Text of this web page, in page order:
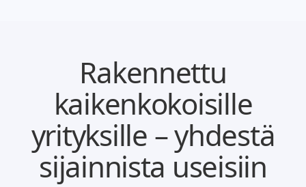
Rakennettu
kaikenkokoisille
yrityksille – yhdestä
sijainnista useisiin